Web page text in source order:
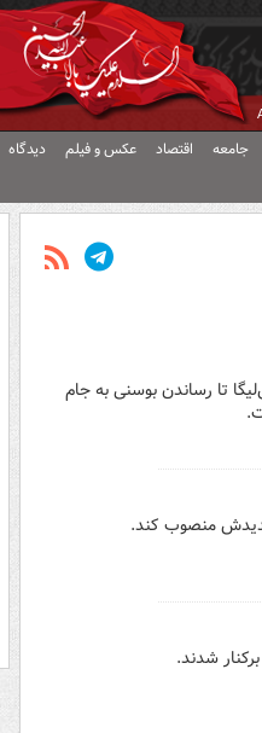
جامعه اقتصاد عکس و فیلم دیدگاه
تا رساندن بوسنی به جام
جدیدش منصوب کند.
شدند.